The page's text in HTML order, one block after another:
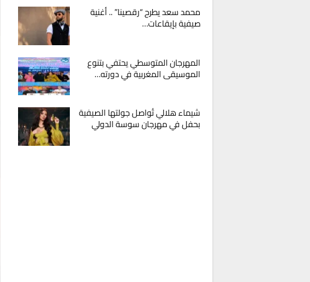
محمد سعد يطرح “رقصينا” .. أغنية
صيفية بإيقاعات…
المهرجان المتوسطي يحتفي بتنوع
الموسيقى المغربية في دورته…
شيماء هلالي تُواصل جولتها الصيفية
بحفل في مهرجان سوسة الدولي